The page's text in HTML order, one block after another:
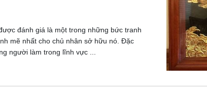
đánh giá là một trong những bức tranh
mẽ nhất cho chủ nhân sở hữu nó. Đặc
người làm trong lĩnh vực ...